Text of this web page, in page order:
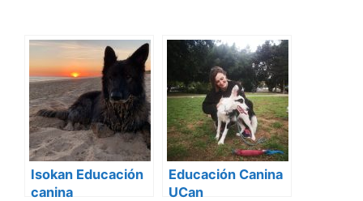
Isokan Educación
canina
Educación Canina
UCan